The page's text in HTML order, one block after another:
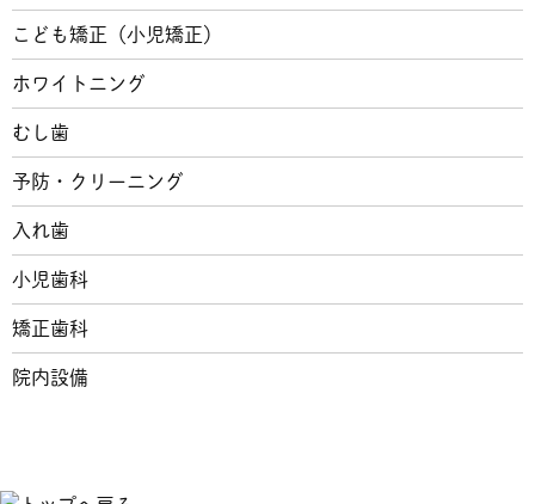
こども矯正（小児矯正）
ホワイトニング
むし歯
予防・クリーニング
入れ歯
小児歯科
矯正歯科
院内設備